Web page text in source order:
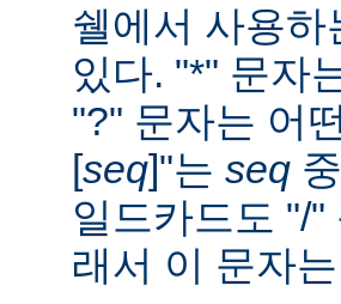
쉘에서 사용
있다. "*" 문자
"?" 문자는 어
[seq]"는 seq
일드카드도 "/
래서 이 문자